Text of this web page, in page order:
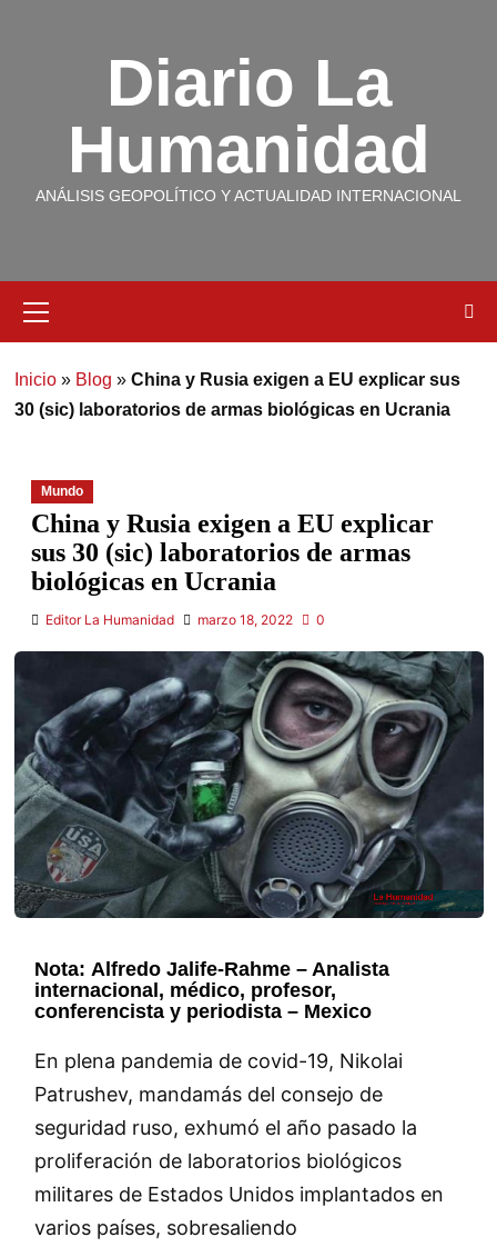
Diario La
Humanidad
ANÁLISIS GEOPOLÍTICO Y ACTUALIDAD INTERNACIONAL
Inicio» Blog » China y Rusia exigen a EU explicar sus
30 (sic) laboratorios de armas biológicas en Ucrania
Mundo
China y Rusia exigen a EU explicar
sus 30 (sic) laboratorios de armas
biológicas en Ucrania
Editor La Humanidad marzo 18, 2022 0
Nota: Alfredo Jalife-Rahme – Analista
internacional, médico, profesor,
conferencista y periodista – Mexico
En plena pandemia de covid-19, Nikolai
Patrushev, mandamás del consejo de
seguridad ruso, exhumó el año pasado la
proliferación de laboratorios biológicos
militares de Estados Unidos implantados en
varios países, sobresaliendo